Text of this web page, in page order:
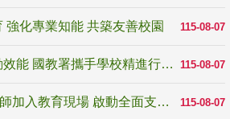
115-08-07
強化專業知能 共築友善校園
115-08-07
強化學習歷程檔案推動效能 國教署攜手學校精進行政與教學支持
115-08-07
迎接115學年度新進教師加入教育現場 啟動全面支持陪伴